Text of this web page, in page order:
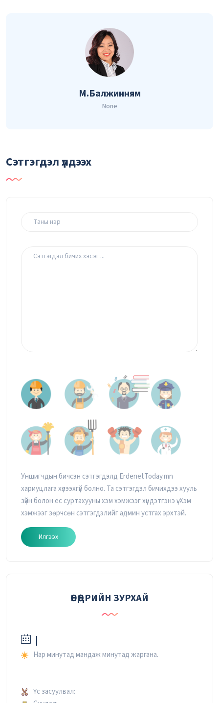
М.Балжинням
None
Сэтгэгдэл үлдээх
Уншигчдын бичсэн сэтгэгдэлд ErdenetToday.mn
хариуцлага хүлээхгүй болно. Та сэтгэгдэл бичихдээ хууль
зүйн болон ёс суртахууны хэм хэмжээг хүндэтгэнэ үү. Хэм
хэмжээг зөрчсөн сэтгэгдэлийг админ устгах эрхтэй.
Илгээх
ӨНӨӨДРИЙН ЗУРХАЙ
|
Нар минутад мандаж минутад жаргана.
Үс засуулвал: